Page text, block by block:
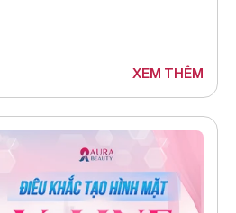
XEM THÊM